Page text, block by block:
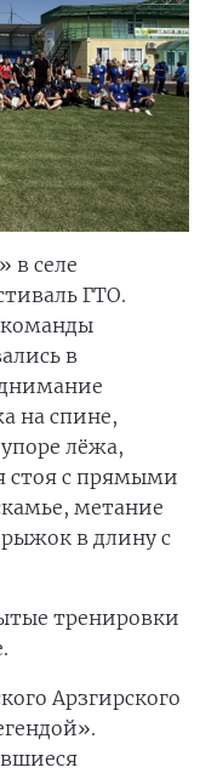
в селе
ГТО.
команды
в
на спине,
лёжа,
стоя с прямыми
метание
в длину с
тренировки
Арзгирского